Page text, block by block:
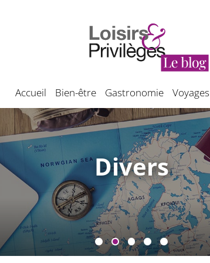
Accueil Bien-être Gastronomie Voyages
Divers